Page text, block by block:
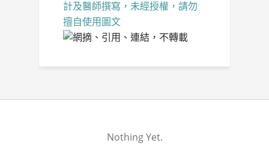
計及醫師撰寫，未經授權，請勿
擅自使用圖文
Nothing Yet.